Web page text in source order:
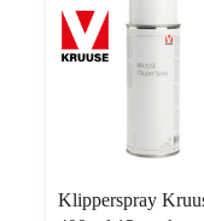
Klipperspray